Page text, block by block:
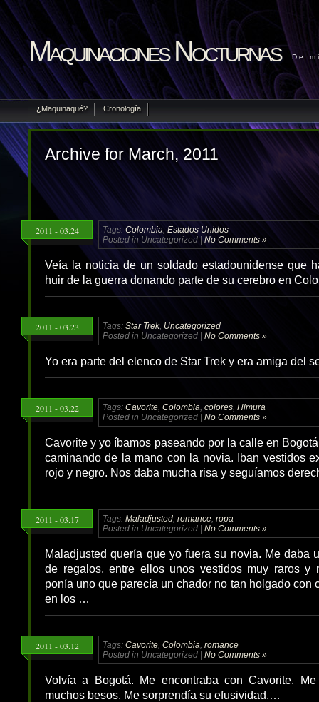
Maquinaciones Nocturnas De
¿Maquinaqué? Cronología
Archive for March, 2011
2011 - 03.24 Tags: Colombia Estados Unidos
Posted in Uncategorized | No Comments »
Veía la noticia de un soldado estadounidense que
huir de la guerra donando parte de su cerebro en
2011 - 03.23 Tags: Star Trek, Uncategorized
Posted in Uncategorized | No Comments »
Yo era parte del elenco de Star Trek y era amiga del
2011 - 03.22 Tags: Cavorite Colombia colores Himura
Posted in Uncategorized | No Comments »
Cavorite y yo íbamos paseando por la calle en
caminando de la mano con la novia. Iban vestidos
rojo y negro. Nos daba mucha risa y seguíamos
2011 - 03.17 Tags: Maladjusted romance ropa
Posted in Uncategorized | No Comments »
Maladjusted quería que yo fuera su novia. Me daba
de regalos, entre ellos unos vestidos muy raros y
ponía uno que parecía un chador no tan holgado con
en los …
2011 - 03.12 Tags: Cavorite Colombia romance
Posted in Uncategorized | No Comments »
Volvía a Bogotá. Me encontraba con Cavorite.
muchos besos. Me sorprendía su efusividad.…